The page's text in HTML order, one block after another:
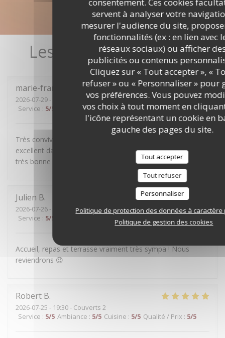
servent à analyser votre
mesurer l'audience du site,
fonctionnalités (ex : en lien avec
réseaux sociaux) ou afficher
publicités ou contenus
Cliquez sur « Tout accepter », «
refuser » ou « Personnaliser » pour
vos préférences. Vous pouvez
vos choix à tout moment en
l'icône représentant un cookie en
gauche des pages du site.
Tout accepter
Tout refuser
Personnaliser
Politique de protection des données à
Politique de gestion des cookies
Les avis de nos clients
marie-françoise
2026-07-29- 19:30 - Couverts 4
Service : 5/5 Ambiance:5 /5 Cuisine :4/5 Qualité / Prix:5/5
Très convivial, sans chichis, mets délicieux et service
excellent dans la bonne humeur. Nous avons passé une
très bonne soirée.
Julien B
2026-07-26 - 19:30 - Couverts 5
Service : 5/5 Cuisine Qualité / Prix
Accueil, repas et terrasse vraiment très sympa ! Nous
reviendrons 😉
Robert B
2026-07-25 - 19:30 - Couverts 2
Service : 5/5 Ambiance : 5/5 Cuisine : 5/5 Qualité / Prix : 5/5